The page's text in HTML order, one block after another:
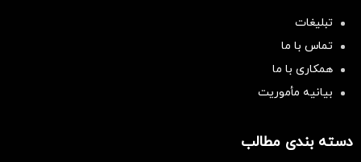
تبلیغات
تماس با ما
همکاری با ما
بیانیه مأموریت
دسته بندی مطالب